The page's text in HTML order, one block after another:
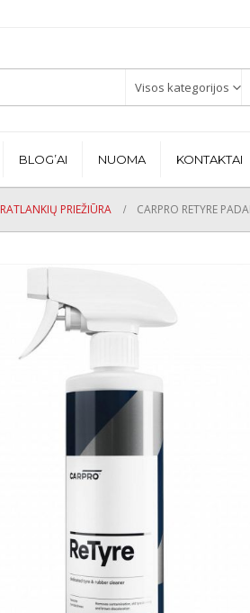
Visos kategorijos
BLOG’AI NUOMA KONTAKTAI
RATLANKIŲ PRIEŽIŪRA CARPRO RETYRE